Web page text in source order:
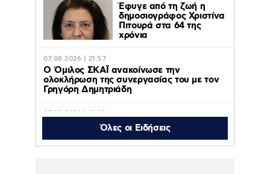
Έφυγε από τη ζωή η
δημοσιογράφος Χριστίνα
Πιτουρά στα 64 της
χρόνια
07.08.2026 | 21:57
Ο Όμιλος ΣΚΑΪ ανακοίνωσε την
ολοκλήρωση της συνεργασίας του με τον
Γρηγόρη Δημητριάδη
07.08.2026 | 21:15
Μαρίνα Βερνίκου έπιασε λαγοκέφαλο και
πόζαρε μαζί του: «Δεν υπάρχει λόγος να
φοβόμαστε τη θάλασσα» – Βίντεο
Όλες οι Ειδήσεις